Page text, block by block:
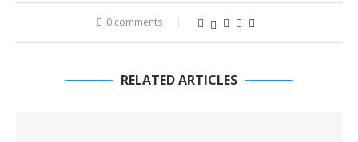
0 comments
RELATED ARTICLES